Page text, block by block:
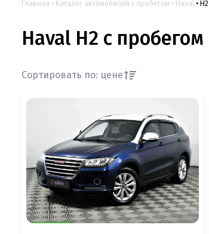
Главная Каталог автомобилей с пробегом Haval H2
Haval H2 с пробегом
Сортировать по: цене